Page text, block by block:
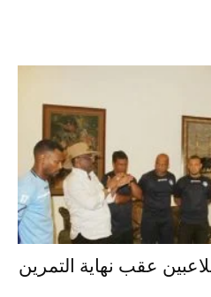
عقب نهاية التمرين